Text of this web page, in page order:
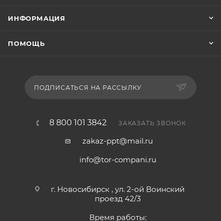
ИНФОРМАЦИЯ
ПОМОЩЬ
ПОДПИСАТЬСЯ НА РАССЫЛКУ
8 800 101 3842 ЗАКАЗАТЬ ЗВОНОК
zakaz-ppt@mail.ru
info@tor-compani.ru
г. Новосибирск , ул. 2-ой Воинский
проезд 42/3
Время работы: